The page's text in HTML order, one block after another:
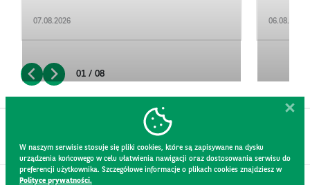
07.08.2026 06.08.2026
01 / 08
W naszym serwisie stosuje się pliki cookies, które są zapisywane na dysku
urządzenia końcowego w celu ułatwienia nawigacji oraz dostosowania serwisu do
preferencji użytkownika. Szczegółowe informacje o plikach cookies znajdziesz w
Polityce prywatności.